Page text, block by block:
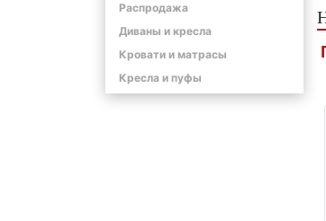
Распродажа
Диваны и кресла
Кровати и матрасы
Кресла и пуфы